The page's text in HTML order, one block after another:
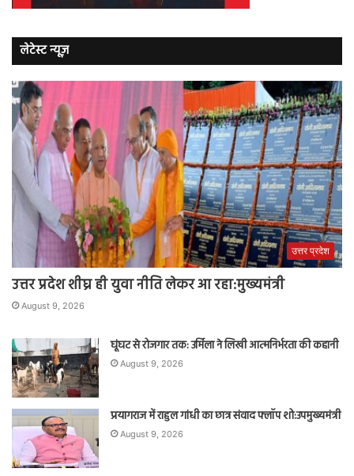
लेटेस्ट न्यूज़
उत्तर प्रदेश
उत्तर प्रदेश शीघ्र ही युवा नीति लेकर आ रहा:मुख्यमंत्री
August 9, 2026
घूंघट से रोजगार तक: उर्मिला ने लिखी आत्मनिर्भरता की कहानी
August 9, 2026
प्रयागराज में राहुल गांधी का छात्र संवाद फ्लॉप शो:उपमुख्यमंत्री
August 9, 2026